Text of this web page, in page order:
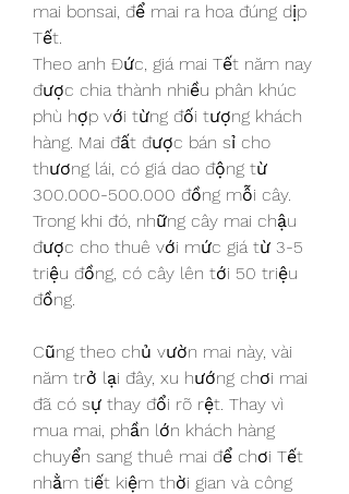
mai bonsai, để mai ra hoa đúng dịp
Tết.
Theo anh Đức, giá mai Tết năm nay
được chia thành nhiều phân khúc
phù hợp với từng đối tượng khách
hàng. Mai đất được bán sỉ cho
thương lái, có giá dao động từ
300.000-500.000 đồng mỗi cây.
Trong khi đó, những cây mai chậu
được cho thuê với mức giá từ 3-5
triệu đồng, có cây lên tới 50 triệu
đồng.
Cũng theo chủ vườn mai này, vài
năm trở lại đây, xu hướng chơi mai
đã có sự thay đổi rõ rệt. Thay vì
mua mai, phần lớn khách hàng
chuyển sang thuê mai để chơi Tết
nhằm tiết kiệm thời gian và công